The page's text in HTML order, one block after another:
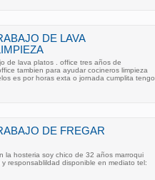
DE LAVA
de lava platos . office tres años de
tambien para ayudar cocineros limpieza
es por horas exta o jornada cumplita tengo
DE FREGAR
la hosteria soy chico de 32 años marroqui
responsablildad disponible en mediato tel: